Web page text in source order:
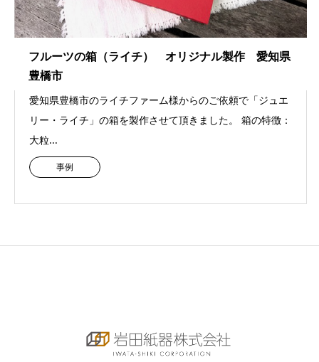
フルーツの箱（ライチ） オリジナル製作 愛知県
豊橋市
愛知県豊橋市のライチファーム様からのご依頼で「ジュエ
リー・ライチ」の箱を製作させて頂きました。 箱の特徴：
大粒...
事例